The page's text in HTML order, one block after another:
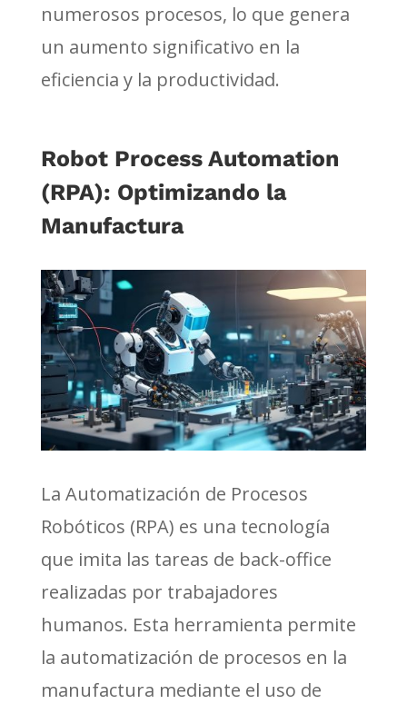
numerosos procesos, lo que genera
un aumento significativo en la
eficiencia y la productividad.
Robot Process Automation
(RPA): Optimizando la
Manufactura
La Automatización de Procesos
Robóticos (RPA) es una tecnología
que imita las tareas de back-office
realizadas por trabajadores
humanos. Esta herramienta permite
la automatización de procesos en la
manufactura mediante el uso de